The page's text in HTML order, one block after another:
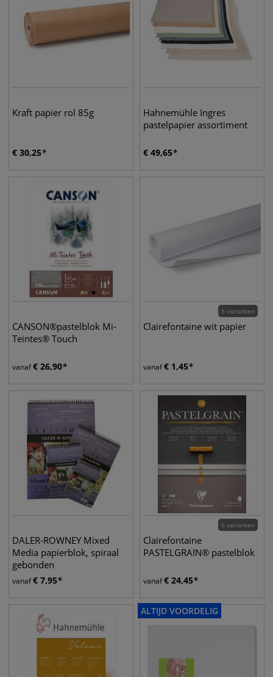
Kraft papier rol 85g
€ 30,25
Hahnemühle Ingres
pastelpapier assortiment
€ 49,65
CANSON®pastelblok Mi-
Teintes® Touch
vanaf€ 26,90
5 varianten
Clairefontaine wit papier
vanaf€ 1,45
DALER-ROWNEY Mixed
Media papierblok, spiraal
gebonden
vanaf€ 7,95
6 varianten
Clairefontaine
PASTELGRAIN® pastelblok
vanaf€ 24,45
ALTIJD VOORDELIG